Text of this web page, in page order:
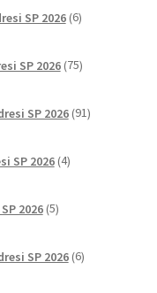
SP 2026 6izdelkov
SP 2026 75izdelkov
SP 2026 91izdelkov
SP 2026 4izdelki
2026 5izdelkov
SP 2026 6izdelkov